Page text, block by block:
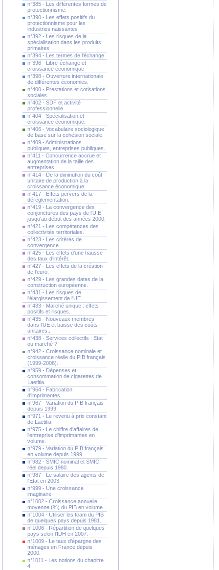
n°385 - Les différentes formes de
protectionnisme.
n°390 - Les effets positifs du
protectionnisme pour les
industries naissantes
n°392 - Les risques de la
spécialisation dans les produits
primaires
n°394 - Les termes de l'échange
n°396 - Libre-échange et
croissance économique
n°398 - Ouverture internationale
de différentes économies.
n°400 - Prestations et cotisations
sociales.
n°402 - SDF et activité
professionnelle
n°404 - Spécialisation et
croissance économique.
n°406 - Vocabulaire sociologique
de base sur la cohésion sociale.
n°409 - Administrations
publiques, entreprises publiques.
n°411 - Concurrence accrue et
augmentation de la taille des
entreprises.
n°414 - De la diminution du coût
unitaire de production à la
croissance économique.
n°417 - Effets pervers de la
déréglementation.
n°419 - La convergence des
conjonctures des pays de l'U.E.
jusqu'au début des années 2000.
n°421 - Les compétences des
collectivités territoriales.
n°423 - Les critères de
convergence.
n°425 - Les effets d'une hausse
des taux d'intérêt.
n°427 - Les effets de la création
de l'euro.
n°429 - Les grandes dates de la
construction européenne.
n°431 - Les risques de
l'élargissement de l'UE.
n°433 - Marché unique : effets
positifs et risques.
n°435 - Nouveaux membres
dans l'UE et baisse des coûts
unitaires..
n°438 - Services collectifs : Etat
ou marché ?
n°942 - Croissance nominale et
croissance réelle du PIB français
(1999-2008).
n°959 - Dépenses et
consommation de cigarettes de
Laetitia.
n°964 - Fabrication
d'imprimantes.
n°967 - Variation du PIB français
depuis 1999.
n°971 - Le revenu à prix constant
de Laetitia
n°975 - Le chiffre d'affaires de
l'entreprise d'imprimantes en
volume.
n°979 - Variation du PIB français
en volume depuis 1999.
n°982 - SMIC nominal et SMIC
réel depuis 1980.
n°987 - Le salaire des agents de
l'Etat en 2003.
n°999 - Une croissance
imaginaire.
n°1002 - Croissance annuelle
moyenne (%) du PIB en volume.
n°1004 - Utiliser les tcam du PIB
de quelques pays depuis 1981.
n°1006 - Répartition de quelques
pays selon l'IDH en 2007.
n°1009 - Le taux d'épargne des
ménages en France depuis
2000.
n°1011 - Les notions du chapitre
4